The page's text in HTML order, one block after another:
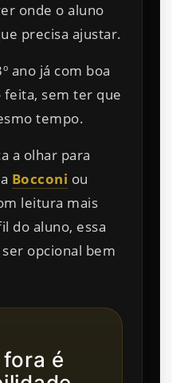
onde o aluno
precisa ajustar.
ano já com boa
sem ter que
tempo.
a olhar para
Bocconi ou
leitura mais
do aluno, essa
opcional bem
é